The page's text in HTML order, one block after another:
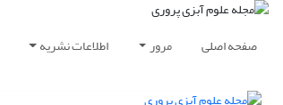
صفحه اصلی مرور اطلاعات نشریه